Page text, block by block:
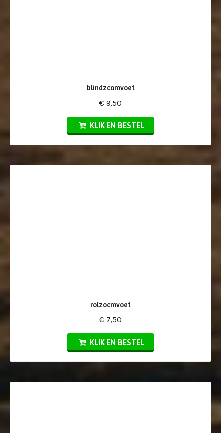
blindzoomvoet
€ 9,50
KLIK EN BESTEL
rolzoomvoet
€ 7,50
KLIK EN BESTEL